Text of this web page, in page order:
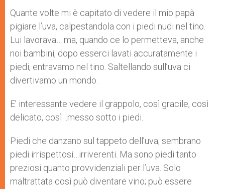
p
p
g
e
r
o
k
r
Quante volte mi è capitato di vedere il mio papà
pigiare l’uva, calpestandola con i piedi nudi nel tino.
Lui lavorava… ma, quando ce lo permetteva, anche
noi bambini, dopo esserci lavati accuratamente i
piedi, entravamo nel tino. Saltellando sull’uva ci
divertivamo un mondo.
E’ interessante vedere il grappolo, così gracile, così
delicato, così…messo sotto i piedi.
Piedi che danzano sul tappeto dell’uva; sembrano
piedi irrispettosi…irriverenti. Ma sono piedi tanto
preziosi quanto provvidenziali per l’uva. Solo
maltrattata così può diventare vino; può essere